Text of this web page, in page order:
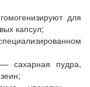
для
капсул;
сахарная пудра,